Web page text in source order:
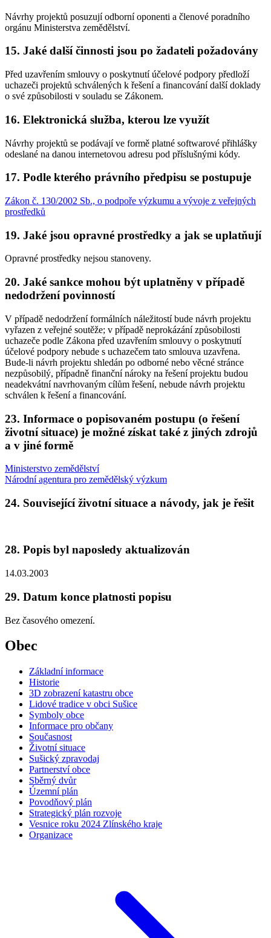
Návrhy projektů posuzují odborní oponenti a členové poradního
orgánu Ministerstva zemědělství.
15. Jaké další činnosti jsou po žadateli požadovány
Před uzavřením smlouvy o poskytnutí účelové podpory předloží
uchazeči projektů schválených k řešení a financování další doklady
o své způsobilosti v souladu se Zákonem.
16. Elektronická služba, kterou lze využít
Návrhy projektů se podávají ve formě platné softwarové přihlášky
odeslané na danou internetovou adresu pod příslušnými kódy.
17. Podle kterého právního předpisu se postupuje
Zákon č. 130/2002 Sb., o podpoře výzkumu a vývoje z veřejných
prostředků
19. Jaké jsou opravné prostředky a jak se uplatňují
Opravné prostředky nejsou stanoveny.
20. Jaké sankce mohou být uplatněny v případě
nedodržení povinností
V případě nedodržení formálních náležitostí bude návrh projektu
vyřazen z veřejné soutěže; v případě neprokázání způsobilosti
uchazeče podle Zákona před uzavřením smlouvy o poskytnutí
účelové podpory nebude s uchazečem tato smlouva uzavřena.
Bude-li návrh projektu shledán po odborné nebo věcné stránce
nezpůsobilý, případně finanční nároky na řešení projektu budou
neadekvátní navrhovaným cílům řešení, nebude návrh projektu
schválen k řešení a financování.
23. Informace o popisovaném postupu (o řešení
životní situace) je možné získat také z jiných zdrojů
a v jiné formě
Ministerstvo zemědělství
Národní agentura pro zemědělský výzkum
24. Související životní situace a návody, jak je řešit
28. Popis byl naposledy aktualizován
14.03.2003
29. Datum konce platnosti popisu
Bez časového omezení.
Obec
Základní informace
Historie
3D zobrazení katastru obce
Lidové tradice v obci Sušice
Symboly obce
Informace pro občany
Současnost
Životní situace
Sušický zpravodaj
Partnerství obce
Sběrný dvůr
Územní plán
Povodňový plán
Strategický plán rozvoje
Vesnice roku 2024 Zlínského kraje
Organizace